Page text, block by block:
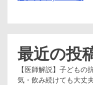
最近の投
【医師解説】子どもの
気・飲み続けても大